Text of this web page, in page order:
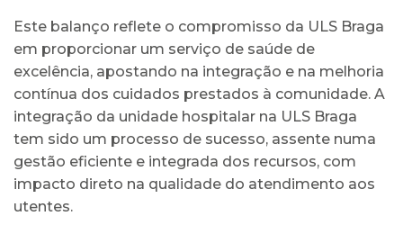
Este balanço reflete o compromisso da ULS Braga
em proporcionar um serviço de saúde de
excelência, apostando na integração e na melhoria
contínua dos cuidados prestados à comunidade. A
integração da unidade hospitalar na ULS Braga
tem sido um processo de sucesso, assente numa
gestão eficiente e integrada dos recursos, com
impacto direto na qualidade do atendimento aos
utentes.